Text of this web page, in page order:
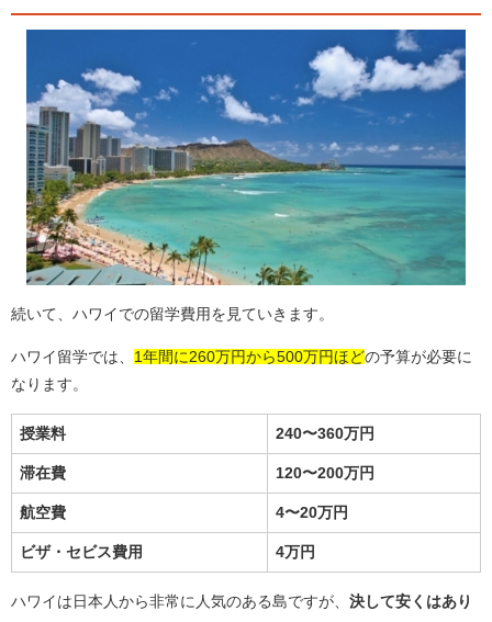
続いて、ハワイでの留学費用を見ていきます。
ハワイ留学では、 1年間に260万円から500万円ほどの予算が必要に
なります。
授業料 240〜360万円
滞在費 120〜200万円
航空費 4〜20万円
ビザ・セビス費用 4万円
ハワイは日本人から非常に人気のある島ですが、 決して安くはあり